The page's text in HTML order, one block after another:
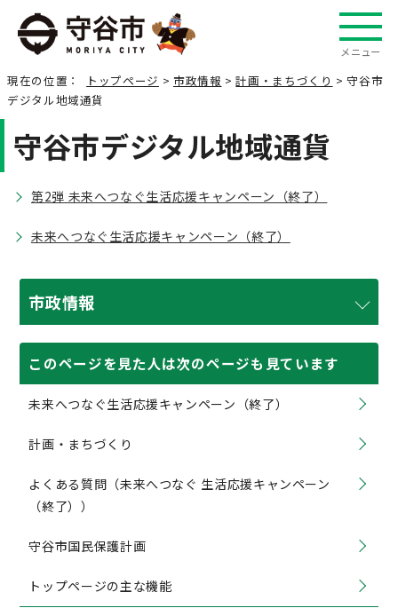
メニュー
現在の位置： トップページ > 市政情報 >計画・まちづくり > 守谷市
デジタル地域通貨
守谷市デジタル地域通貨
第2弾 未来へつなぐ生活応援キャンペーン（終了）
未来へつなぐ生活応援キャンペーン（終了）
市政情報
このページを見た人は次のページも見ています
未来へつなぐ生活応援キャンペーン（終了）
計画・まちづくり
よくある質問（未来へつなぐ 生活応援キャンペーン
（終了））
守谷市国民保護計画
トップページの主な機能